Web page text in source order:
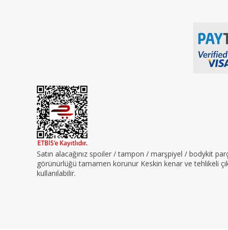
Satın alacağınız spoiler / tampon / marşpiyel / bodykit
görünürlüğü tamamen korunur Keskin kenar ve tehlikeli
kullanılabilir.